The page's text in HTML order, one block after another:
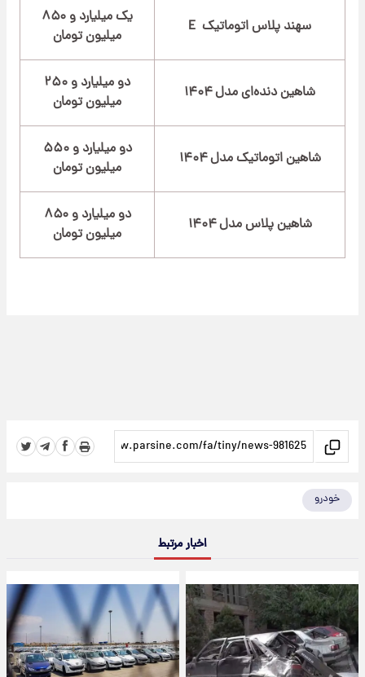
سهند پلاس اتوماتیک E
یک میلیارد و ۸۵۰
میلیون تومان
شاهین دنده‌ای مدل ۱۴۰۴
دو میلیارد و ۲۵۰
میلیون تومان
شاهین اتوماتیک مدل ۱۴۰۴
دو میلیارد و ۵۵۰
میلیون تومان
شاهین پلاس مدل ۱۴۰۴
دو میلیارد و ۸۵۰
میلیون تومان
خودرو
اخبار مرتبط